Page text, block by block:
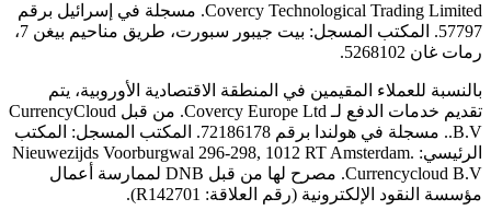
Covercy Technological Trading Limited. مسجلة في إسرائيل برقم
57797. المكتب المسجل: بيت جيبور سبورت، طريق مناحيم بيغن 7،
رمات غان 5268102.
بالنسبة للعملاء المقيمين في المنطقة الاقتصادية الأوروبية، يتم
تقديم خدمات الدفع لـ Covercy Europe Ltd. من قبل CurrencyCloud
B.V.. مسجلة في هولندا برقم 72186178. المكتب المسجل: المكتب
الرئيسي: Nieuwezijds Voorburgwal 296-298, 1012 RT Amsterdam.
Currencycloud B.V. مصرح لها من قبل DNB لممارسة أعمال
مؤسسة النقود الإلكترونية (رقم العلاقة: R142701).